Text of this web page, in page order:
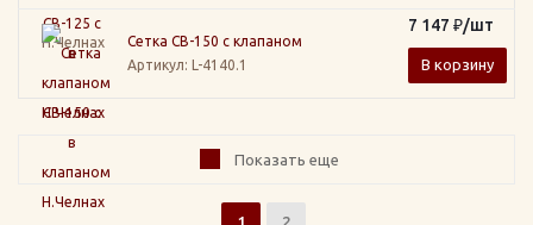
Сетка СВ-150 с клапаном
Артикул: L-4140.1
7 147 ₽/шт
В корзину
Показать еще
1 2